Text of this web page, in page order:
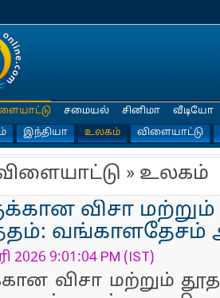
இந்தியா உலகம் விளையாட்டு
சமையல் சினிமா வீடியோ
» உலகம்
விசா மற்றும்
வங்காளதேசம்
9:01:04 PM (IST)
விசா மற்றும்